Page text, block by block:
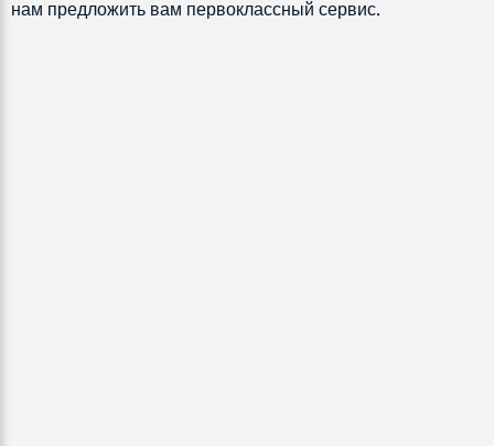
нам предложить вам первоклассный сервис.